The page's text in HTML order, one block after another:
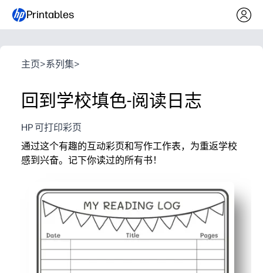
Printables
主页>系列集>
回到学校填色-阅读日志
HP 可打印彩页
通过这个有趣的互动彩页和写作工作表，为重返学校
感到兴奋。记下你读过的所有书！
打印即用-你可以在几秒钟内完成设置，除了铅笔之外
吸引读者——孩子们在记录书本时填色，将进度转化为
培养技能-提示鼓励读完每本书后的句子写作、回忆和
适合课堂或家庭使用-全年用于独立阅读、家庭作业或